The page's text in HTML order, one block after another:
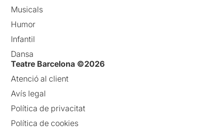
Musicals
Humor
Infantil
Dansa
Teatre Barcelona ©2026
Atenció al client
Avís legal
Política de privacitat
Política de cookies